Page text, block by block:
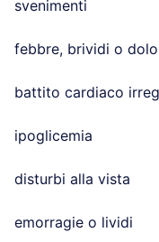
svenimenti
febbre, brividi o
battito cardiaco
ipoglicemia
disturbi alla vista
emorragie o lividi